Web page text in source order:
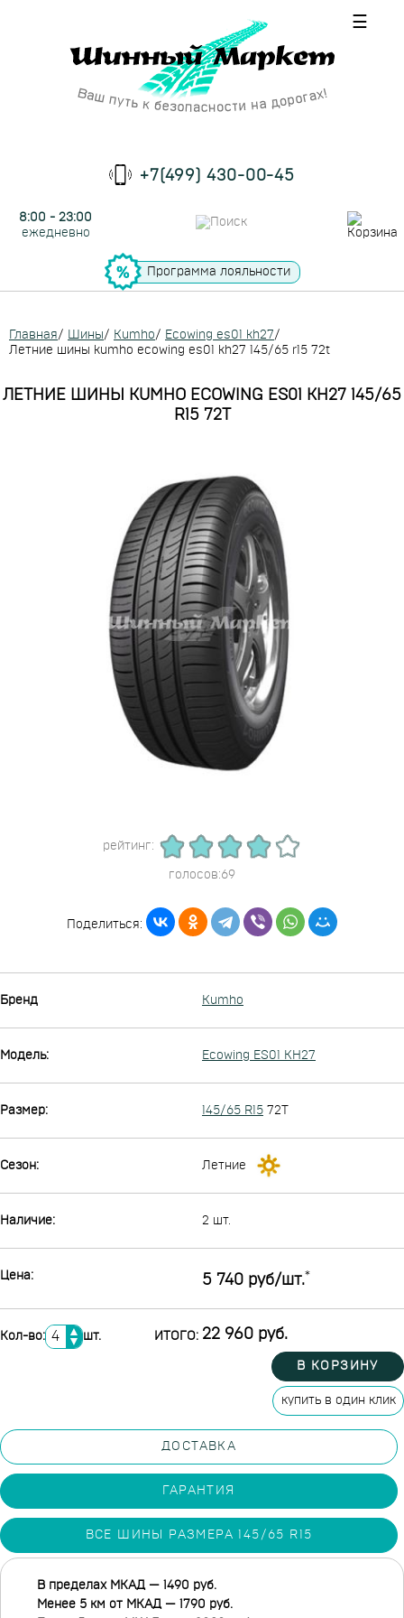
☰
+7(499) 430-00-45
8:00 - 23:00
ежедневно
Программа лояльности
Главная/ Шины/ Kumho/ Ecowing es01 kh27/
Летние шины kumho ecowing es01 kh27 145/65 r15 72t
ЛЕТНИЕ ШИНЫ KUMHO ECOWING ES01 KH27 145/65
R15 72T
рейтинг:
голосов:69
Поделиться:
Бренд Kumho
Модель: Ecowing ES01 KH27
Размер: 145/65 R15 72T
Сезон: Летние
Наличие: 2 шт.
Цена: 5 740 руб/шт.*
Кол-во: ▲
▼ шт. ИТОГО: 22 960 руб.
В КОРЗИНУ
купить в один клик
ДОСТАВКА
ГАРАНТИЯ
ВСЕ ШИНЫ РАЗМЕРА 145/65 R15
В пределах МКАД — 1490 руб.
Менее 5 км от МКАД — 1790 руб.